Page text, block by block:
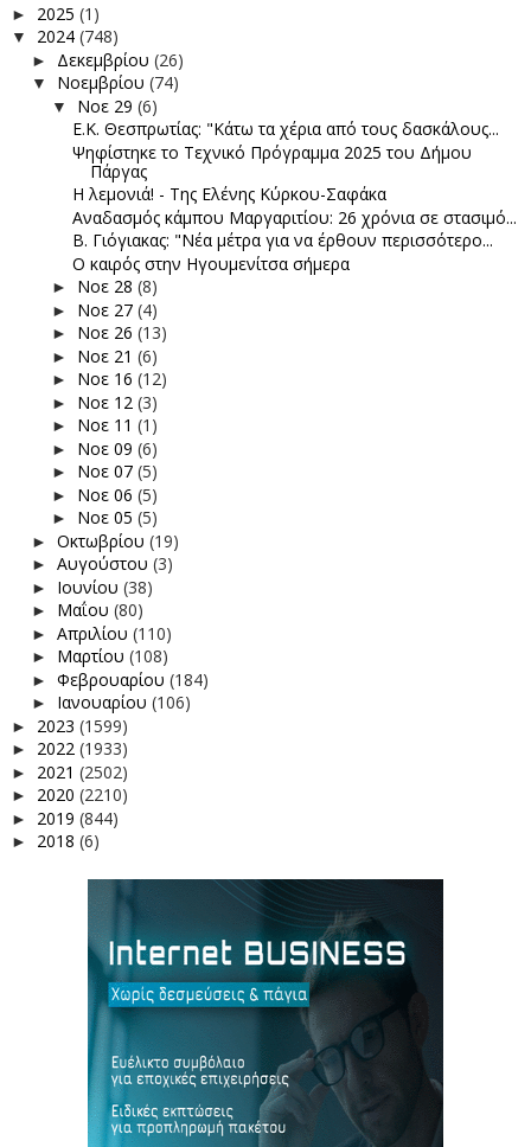
► 2025 (1)
▼ 2024 (748)
► Δεκεμβρίου (26)
▼ Νοεμβρίου (74)
▼ Νοε 29 (6)
Ε.Κ. Θεσπρωτίας: "Κάτω τα χέρια από τους δασκάλους...
Ψηφίστηκε το Τεχνικό Πρόγραμμα 2025 του Δήμου
Πάργας
Η λεμονιά! - Της Ελένης Κύρκου-Σαφάκα
Αναδασμός κάμπου Μαργαριτίου: 26 χρόνια σε στασιμό...
Β. Γιόγιακας: "Νέα μέτρα για να έρθουν περισσότερο...
Ο καιρός στην Ηγουμενίτσα σήμερα
► Νοε 28 (8)
► Νοε 27 (4)
► Νοε 26 (13)
► Νοε 21 (6)
► Νοε 16 (12)
► Νοε 12 (3)
► Νοε 11 (1)
► Νοε 09 (6)
► Νοε 07 (5)
► Νοε 06 (5)
► Νοε 05 (5)
► Οκτωβρίου (19)
► Αυγούστου (3)
► Ιουνίου (38)
► Μαΐου (80)
► Απριλίου (110)
► Μαρτίου (108)
► Φεβρουαρίου (184)
► Ιανουαρίου (106)
► 2023 (1599)
► 2022 (1933)
► 2021 (2502)
► 2020 (2210)
► 2019 (844)
► 2018 (6)